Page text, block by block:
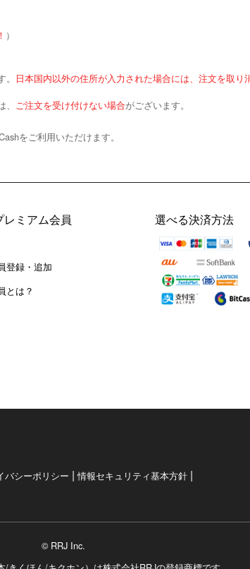
）
日本国内以外の住所が入力された場合には、注文を取り
ご注文を受け付けない場合がございます。
をご利用いただけます。
ミアム会員
登録・追加
とは？
選べる決済方法
バシーポリシー |情報セキュリティ基本方針 |
© RRJ Inc.